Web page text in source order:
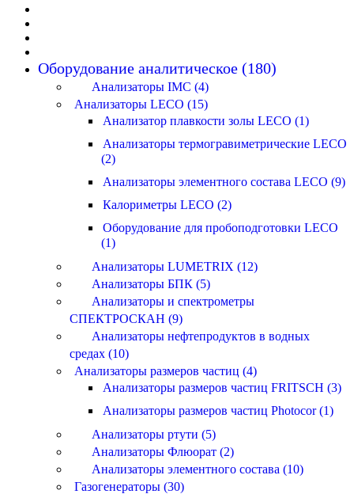
Оборудование аналитическое (180)
Анализаторы IMC (4)
Анализаторы LECO (15)
Анализатор плавкости золы LECO (1)
Анализаторы термогравиметрические LECO
(2)
Анализаторы элементного состава LECO (9)
Калориметры LECO (2)
Оборудование для пробоподготовки LECO
(1)
Анализаторы LUMETRIX (12)
Анализаторы БПК (5)
Анализаторы и спектрометры
СПЕКТРОСКАН (9)
Анализаторы нефтепродуктов в водных
средах (10)
Анализаторы размеров частиц (4)
Анализаторы размеров частиц FRITSCH (3)
Анализаторы размеров частиц Photocor (1)
Анализаторы ртути (5)
Анализаторы Флюорат (2)
Анализаторы элементного состава (10)
Газогенераторы (30)